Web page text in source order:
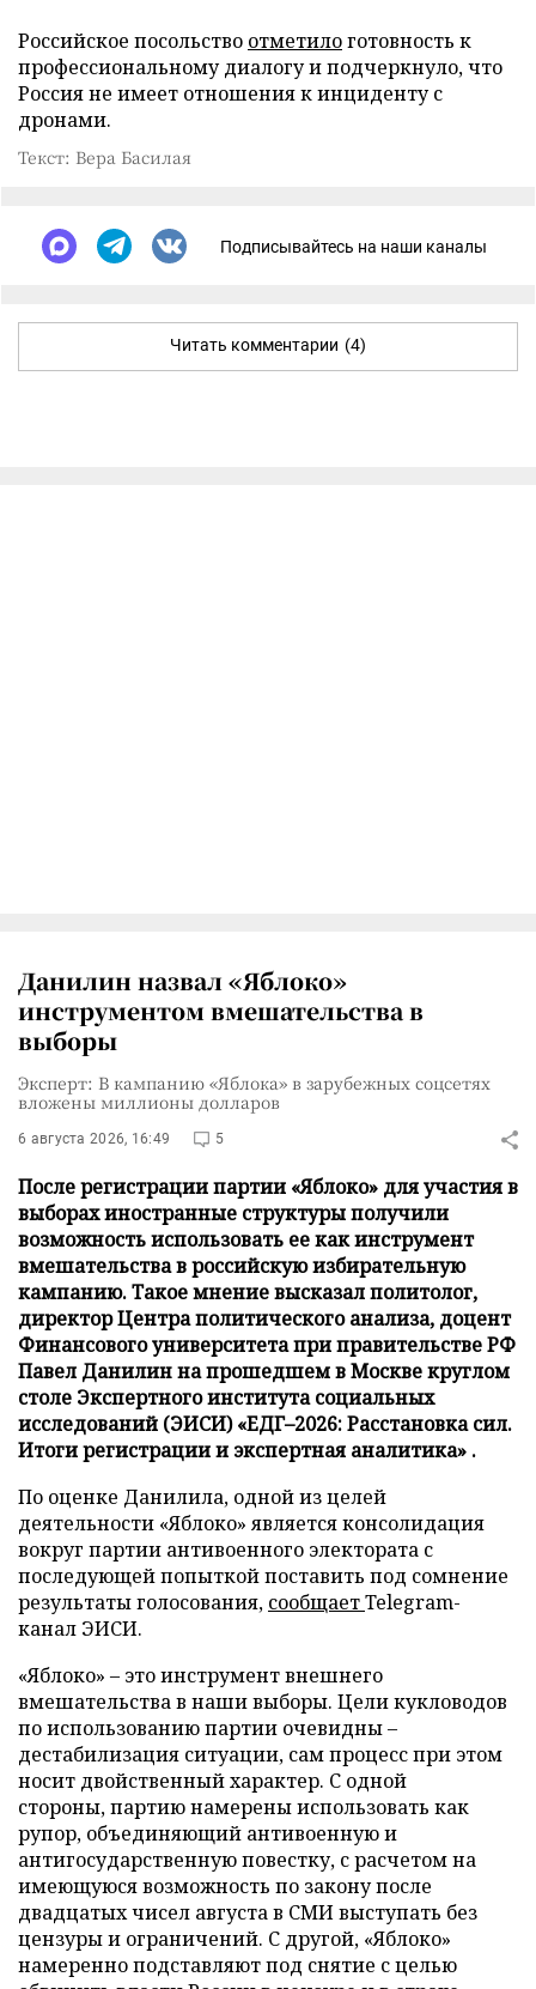
Российское посольство отметилоготовность к
профессиональному диалогу и подчеркнуло, что
Россия не имеет отношения к инциденту с
дронами.
Текст: Вера Басилая
Подписывайтесь на наши каналы
Читать комментарии (4)
Данилин назвал «Яблоко»
инструментом вмешательства в
выборы
Эксперт: В кампанию «Яблока» в зарубежных соцсетях
вложены миллионы долларов
6 августа 2026, 16:49 5
После регистрации партии «Яблоко» для участия в
выборах иностранные структуры получили
возможность использовать ее как инструмент
вмешательства в российскую избирательную
кампанию. Такое мнение высказал политолог,
директор Центра политического анализа, доцент
Финансового университета при правительстве РФ
Павел Данилин на прошедшем в Москве круглом
столе Экспертного института социальных
исследований (ЭИСИ) «ЕДГ–2026: Расстановка сил.
Итоги регистрации и экспертная аналитика» .
По оценке Данилила, одной из целей
деятельности «Яблоко» является консолидация
вокруг партии антивоенного электората с
последующей попыткой поставить под сомнение
результаты голосования, сообщаетTelegram-
канал ЭИСИ.
«Яблоко» – это инструмент внешнего
вмешательства в наши выборы. Цели кукловодов
по использованию партии очевидны –
дестабилизация ситуации, сам процесс при этом
носит двойственный характер. С одной
стороны, партию намерены использовать как
рупор, объединяющий антивоенную и
антигосударственную повестку, с расчетом на
имеющуюся возможность по закону после
двадцатых чисел августа в СМИ выступать без
цензуры и ограничений. С другой, «Яблоко»
намеренно подставляют под снятие с целью